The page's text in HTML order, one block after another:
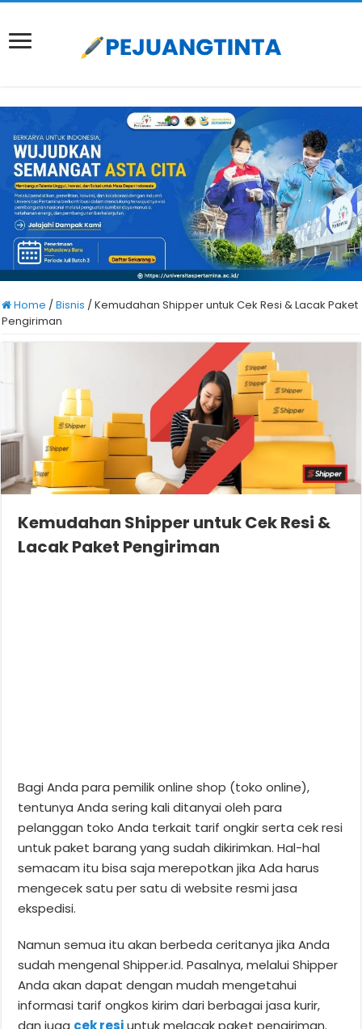
Home /Bisnis /Kemudahan Shipper untuk Cek Resi & Lacak Paket
Pengiriman
Kemudahan Shipper untuk Cek Resi &
Lacak Paket Pengiriman
Bagi Anda para pemilik online shop (toko online),
tentunya Anda sering kali ditanyai oleh para
pelanggan toko Anda terkait tarif ongkir serta cek resi
untuk paket barang yang sudah dikirimkan. Hal-hal
semacam itu bisa saja merepotkan jika Ada harus
mengecek satu per satu di website resmi jasa
ekspedisi.
Namun semua itu akan berbeda ceritanya jika Anda
sudah mengenal Shipper.id. Pasalnya, melalui Shipper
Anda akan dapat dengan mudah mengetahui
informasi tarif ongkos kirim dari berbagai jasa kurir,